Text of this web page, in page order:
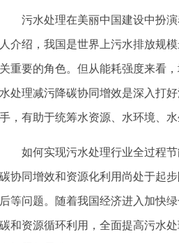
污水处理在美丽中国建设中扮演
人介绍，我国是世界上污水排放规
关重要的角色。但从能耗强度来看
水处理减污降碳协同增效是深入打
手，有助于统筹水资源、水环境、
如何实现污水处理行业全过程节
碳协同增效和资源化利用尚处于起
后等问题。随着我国经济进入加快
碳和资源循环利用，全面提高污水